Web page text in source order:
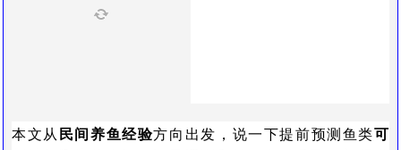
本文从 民间养鱼经验方向出发，说一下提前预测鱼类可